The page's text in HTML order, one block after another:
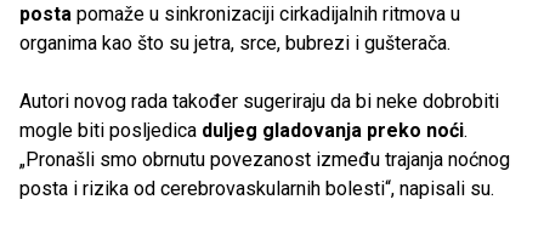
posta pomaže u sinkronizaciji cirkadijalnih ritmova u
organima kao što su jetra, srce, bubrezi i gušterača.
Autori novog rada također sugeriraju da bi neke dobrobiti
mogle biti posljedica duljeg gladovanja preko noći.
„Pronašli smo obrnutu povezanost između trajanja noćnog
posta i rizika od cerebrovaskularnih bolesti“, napisali su.